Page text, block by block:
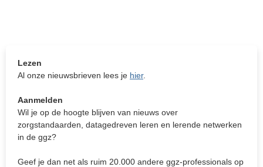
Lezen
Al onze nieuwsbrieven lees je hier.
Aanmelden
Wil je op de hoogte blijven van nieuws over
zorgstandaarden, datagedreven leren en lerende netwerken
in de ggz?
Geef je dan net als ruim 20.000 andere ggz-professionals op